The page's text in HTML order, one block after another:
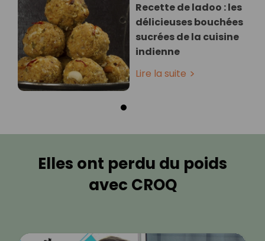
Recette de ladoo : les
délicieuses bouchées
sucrées de la cuisine
indienne
Lire la suite
Elles ont perdu du poids
avec CROQ